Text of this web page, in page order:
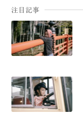
注目記事